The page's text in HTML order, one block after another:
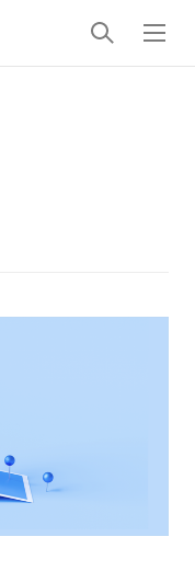
검
색
메
뉴